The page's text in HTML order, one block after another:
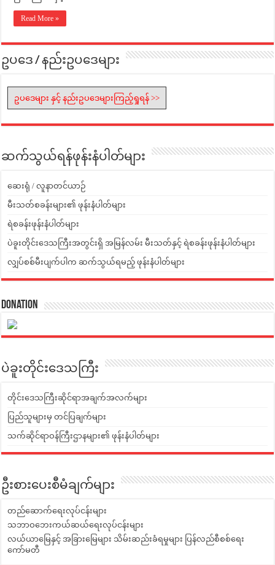
Read More »
ဥပဒေ / နည်းဥပဒေများ
ဥပဒေများ နှင့် နည်းဥပဒေများကြည့်ရှုရန် >>
ဆက်သွယ်ရန်ဖုန်းနံပါတ်များ
ဆေးရုံ / လူနာတင်ယာဉ်
မီးသတ်စခန်းများ၏ ဖုန်းနံပါတ်များ
ရဲစခန်းဖုန်းနံပါတ်များ
ပဲခူးတိုင်းဒေသကြီးအတွင်းရှိ အမြန်လမ်း မီးသတ်နှင့် ရဲစခန်းဖုန်းနံပါတ်များ
လျှပ်စစ်မီးပျက်ပါက ဆက်သွယ်ရမည့် ဖုန်းနံပါတ်များ
Donation
ပဲခူးတိုင်းဒေသကြီး
တိုင်းဒေသကြီးဆိုင်ရာအချက်အလက်များ
ပြည်သူများမှ တင်ပြချက်များ
သက်ဆိုင်ရာဝန်ကြီးဌာနများ၏ ဖုန်းနံပါတ်များ
ဦးစားပေးစီမံချက်များ
တည်ဆောက်ရေးလုပ်ငန်းများ
သဘာဝဘေးကယ်ဆယ်ရေးလုပ်ငန်းများ
လယ်ယာမြေနှင့် အခြားမြေများ သိမ်းဆည်းခံရမှုများ ပြန်လည်စီစစ်ရေး
ကော်မတီ